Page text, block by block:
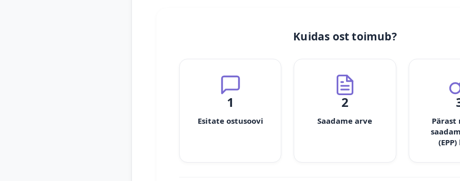
Kuidas ost toimub?
1
Esitate ostusoovi
2
Saadame arve
Pärast